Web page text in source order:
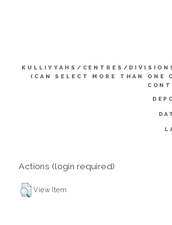
KULLIYYAHS/CENTRES/
(CAN SELECT MORE THAN ONE
Actions (login required)
View Item